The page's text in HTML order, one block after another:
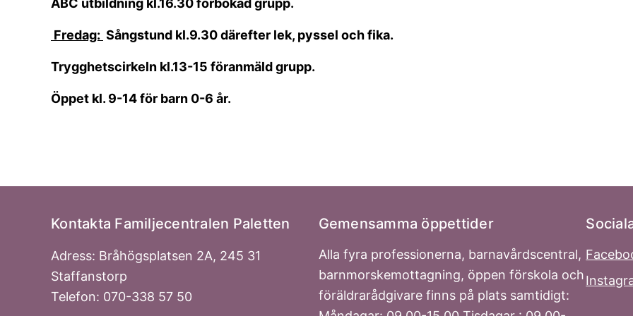
Fredag: Sångstund kl.9.30 därefter lek, pyssel och fika.
Trygghetscirkeln kl.13-15 föranmäld grupp.
Öppet kl. 9-14 för barn 0-6 år.
Kontakta Familjecentralen Paletten
Adress: Bråhögsplatsen 2A, 245 31
Staffanstorp
Telefon: 070-338 57 50
Gemensamma öppettider
Alla fyra professionerna, barnavårdscentral,
barnmorskemottagning, öppen förskola och
föräldrarådgivare finns på plats samtidigt: